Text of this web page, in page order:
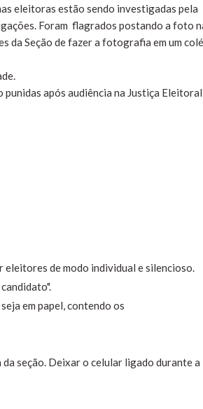
eleitoras estão sendo investigadas pela
Foram flagrados postando a foto
da Seção de fazer a fotografia em um
após audiência na Justiça
eleitores de modo individual e silencioso.
em papel, contendo os
seção. Deixar o celular ligado durante a